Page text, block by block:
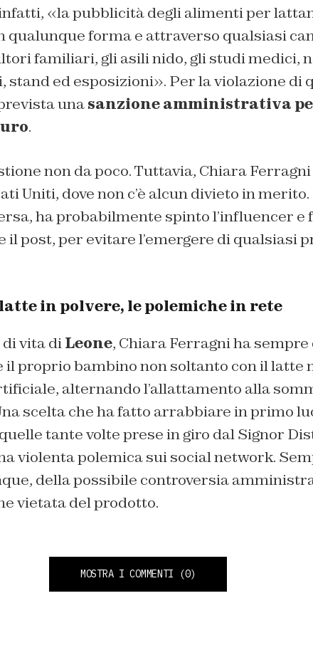
«la pubblicità degli alimenti per
qualunque forma e attraverso qualsiasi
familiari, gli asili nido, gli studi medici,
stand ed esposizioni». Per la violazione di
unasanzione amministrativa
.
non da poco. Tuttavia, Chiara
Uniti, dove non c’è alcun divieto in
ha probabilmente spinto l’influencer e
il post, per evitare l’emergere di qualsiasi
in polvere, le polemiche in rete
vita diLeone, Chiara Ferragni ha
proprio bambino non soltanto con il latte
alternando l’allattamento alla
scelta che ha fatto arrabbiare in primo
tante volte prese in giro dal Signor
violenta polemica sui social network.
della possibile controversia
vietata del prodotto.
MOSTRA I COMMENTI (0)